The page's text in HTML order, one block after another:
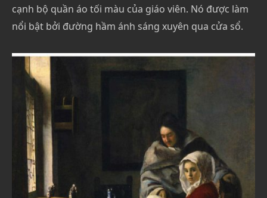
cạnh bộ quần áo tối màu của giáo viên. Nó được làm
nổi bật bởi đường hầm ánh sáng xuyên qua cửa sổ.